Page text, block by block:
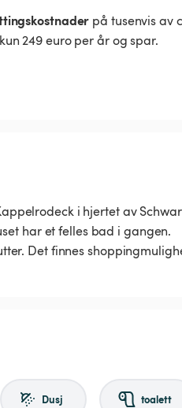
på tusenvis av
249 euro per år og spar.
i hjertet av
har et felles bad i gangen.
Det finnes
Dusj toalett